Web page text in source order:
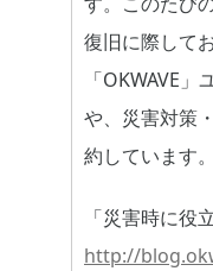
復旧に際して
「OKWAVE
や、災害対策
約しています。
「災害時に役
http://